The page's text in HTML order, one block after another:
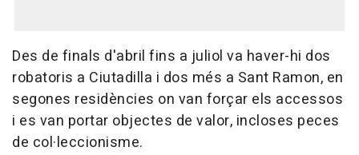
Des de finals d'abril fins a juliol va haver-hi dos
robatoris a Ciutadilla i dos més a Sant Ramon, en
segones residències on van forçar els accessos
i es van portar objectes de valor, incloses peces
de col·leccionisme.